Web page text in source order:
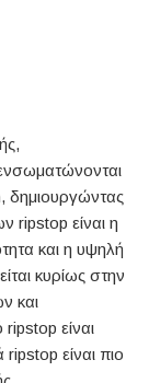
δημιουργώντας
ripstop είναι η
και η υψηλή
κυρίως στην
και
είναι
είναι πιο